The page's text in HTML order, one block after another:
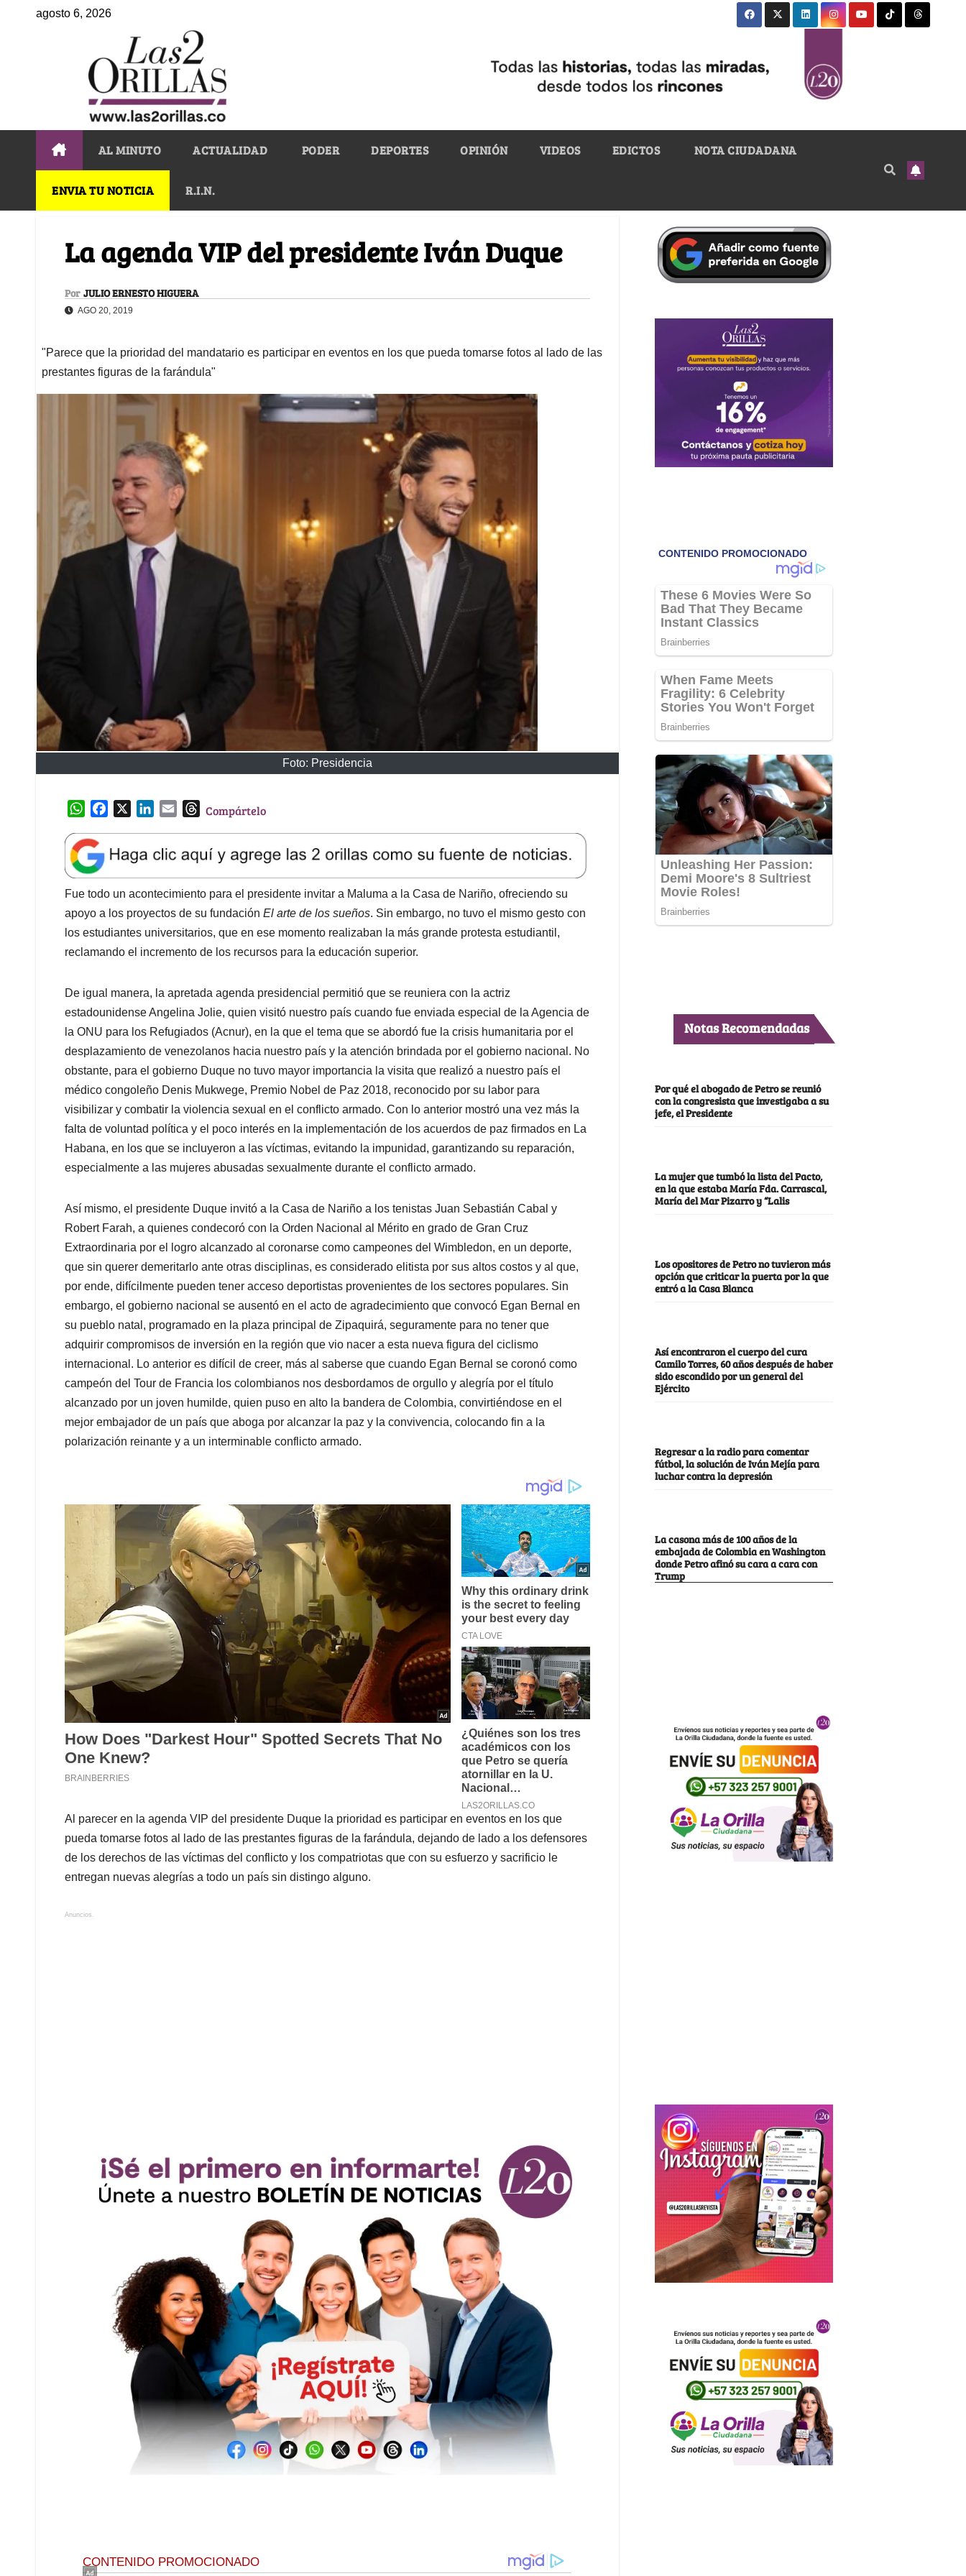
agosto 6, 2026
AL MINUTO ACTUALIDAD PODER DEPORTES OPINIÓN VIDEOS EDICTOS NOTA CIUDADANA
ENVIA TU NOTICIA R.I.N.
La agenda VIP del presidente Iván Duque
Por JULIO ERNESTO HIGUERA
AGO 20, 2019
"Parece que la prioridad del mandatario es participar en eventos en los que pueda tomarse fotos al lado de las
prestantes figuras de la farándula"
Foto: Presidencia
W
a
t
s
A
p
p
e
b
o
o
k
k
e
d
I
n
l
T
e
a
d
s
Compártelo
Fue todo un acontecimiento para el presidente invitar a Maluma a la Casa de Nariño, ofreciendo su
apoyo a los proyectos de su fundación El arte de los sueños. Sin embargo, no tuvo el mismo gesto con
los estudiantes universitarios, que en ese momento realizaban la más grande protesta estudiantil,
reclamando el incremento de los recursos para la educación superior.
De igual manera, la apretada agenda presidencial permitió que se reuniera con la actriz
estadounidense Angelina Jolie, quien visitó nuestro país cuando fue enviada especial de la Agencia de
la ONU para los Refugiados (Acnur), en la que el tema que se abordó fue la crisis humanitaria por el
desplazamiento de venezolanos hacia nuestro país y la atención brindada por el gobierno nacional. No
obstante, para el gobierno Duque no tuvo mayor importancia la visita que realizó a nuestro país el
médico congoleño Denis Mukwege, Premio Nobel de Paz 2018, reconocido por su labor para
visibilizar y combatir la violencia sexual en el conflicto armado. Con lo anterior mostró una vez más la
falta de voluntad política y el poco interés en la implementación de los acuerdos de paz firmados en La
Habana, en los que se incluyeron a las víctimas, evitando la impunidad, garantizando su reparación,
especialmente a las mujeres abusadas sexualmente durante el conflicto armado.
Así mismo, el presidente Duque invitó a la Casa de Nariño a los tenistas Juan Sebastián Cabal y
Robert Farah, a quienes condecoró con la Orden Nacional al Mérito en grado de Gran Cruz
Extraordinaria por el logro alcanzado al coronarse como campeones del Wimbledon, en un deporte,
que sin querer demeritarlo ante otras disciplinas, es considerado elitista por sus altos costos y al que,
por ende, difícilmente pueden tener acceso deportistas provenientes de los sectores populares. Sin
embargo, el gobierno nacional se ausentó en el acto de agradecimiento que convocó Egan Bernal en
su pueblo natal, programado en la plaza principal de Zipaquirá, seguramente para no tener que
adquirir compromisos de inversión en la región que vio nacer a esta nueva figura del ciclismo
internacional. Lo anterior es difícil de creer, más al saberse que cuando Egan Bernal se coronó como
campeón del Tour de Francia los colombianos nos desbordamos de orgullo y alegría por el título
alcanzado por un joven humilde, quien puso en alto la bandera de Colombia, convirtiéndose en el
mejor embajador de un país que aboga por alcanzar la paz y la convivencia, colocando fin a la
polarización reinante y a un interminable conflicto armado.
Al parecer en la agenda VIP del presidente Duque la prioridad es participar en eventos en los que
pueda tomarse fotos al lado de las prestantes figuras de la farándula, dejando de lado a los defensores
de los derechos de las víctimas del conflicto y los compatriotas que con su esfuerzo y sacrificio le
entregan nuevas alegrías a todo un país sin distingo alguno.
Anuncios.
Notas Recomendadas
Por qué el abogado de Petro se reunió
con la congresista que investigaba a su
jefe, el Presidente
La mujer que tumbó la lista del Pacto,
en la que estaba María Fda. Carrascal,
María del Mar Pizarro y “Lalis
Los opositores de Petro no tuvieron más
opción que criticar la puerta por la que
entró a la Casa Blanca
Así encontraron el cuerpo del cura
Camilo Torres, 60 años después de haber
sido escondido por un general del
Ejército
Regresar a la radio para comentar
fútbol, la solución de Iván Mejía para
luchar contra la depresión
La casona más de 100 años de la
embajada de Colombia en Washington
donde Petro afinó su cara a cara con
Trump